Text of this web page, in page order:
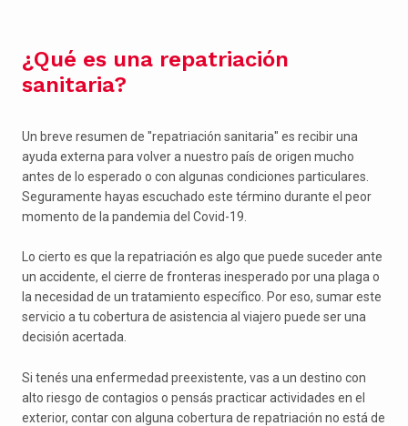
¿Qué es una repatriación
sanitaria?
Un breve resumen de "repatriación sanitaria" es recibir una
ayuda externa para volver a nuestro país de origen mucho
antes de lo esperado o con algunas condiciones particulares.
Seguramente hayas escuchado este término durante el peor
momento de la pandemia del Covid-19.
Lo cierto es que la repatriación es algo que puede suceder ante
un accidente, el cierre de fronteras inesperado por una plaga o
la necesidad de un tratamiento específico. Por eso, sumar este
servicio a tu cobertura de asistencia al viajero puede ser una
decisión acertada.
Si tenés una enfermedad preexistente, vas a un destino con
alto riesgo de contagios o pensás practicar actividades en el
exterior, contar con alguna cobertura de repatriación no está de